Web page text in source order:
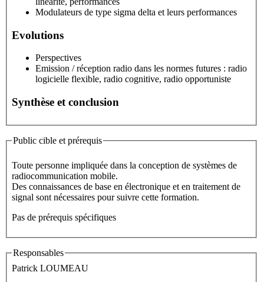
Modulateurs de type sigma delta et leurs performances
Evolutions
Perspectives
Emission / réception radio dans les normes futures : radio
logicielle flexible, radio cognitive, radio opportuniste
Synthèse et conclusion
Public cible et prérequis
Toute personne impliquée dans la conception de systèmes de
radiocommunication mobile.
Des connaissances de base en électronique et en traitement de
signal sont nécessaires pour suivre cette formation.
Pas de prérequis spécifiques
Responsables
Patrick LOUMEAU